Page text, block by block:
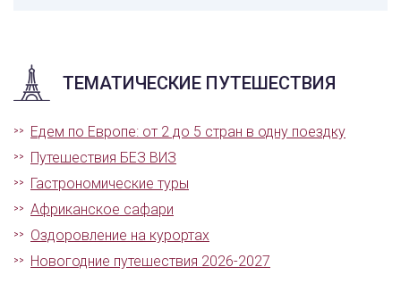
ТЕМАТИЧЕСКИЕ ПУТЕШЕСТВИЯ
Едем по Европе: от 2 до 5 стран в одну поездку
Путешествия БЕЗ ВИЗ
Гастрономические туры
Африканское сафари
Оздоровление на курортах
Новогодние путешествия 2026-2027